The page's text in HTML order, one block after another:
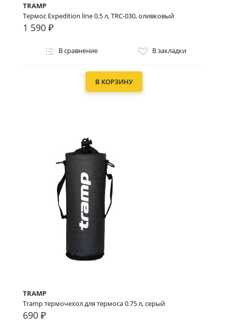
TRAMP
Термос Expedition line 0.5 л, TRC-030, оливковый
1 590 ₽
В сравнение В закладки
В КОРЗИНУ
TRAMP
Tramp термочехол для термоса 0.75 л, серый
690 ₽